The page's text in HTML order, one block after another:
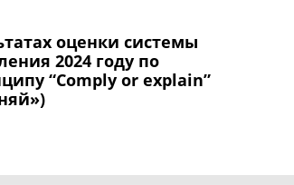
оценки системы
2024 году по
“Comply or explain”